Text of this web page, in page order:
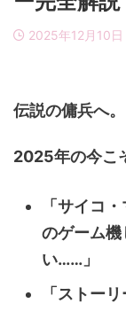
2025年12月10日
伝説の傭兵へ。
2025年の今こ
「サイコ
のゲーム
い……」
「ストー